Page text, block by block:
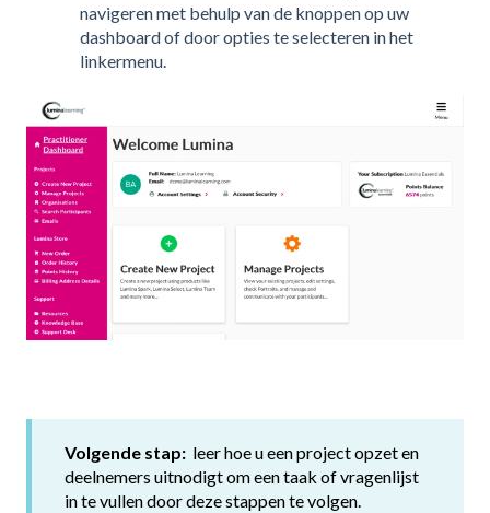
navigeren met behulp van de knoppen op uw
dashboard of door opties te selecteren in het
linkermenu.
Volgende stap: leer hoe u een project opzet en
deelnemers uitnodigt om een taak of vragenlijst
in te vullen door deze stappen te volgen.